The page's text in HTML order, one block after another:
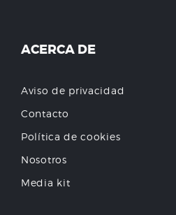
ACERCA DE
Aviso de privacidad
Contacto
Política de cookies
Nosotros
Media kit